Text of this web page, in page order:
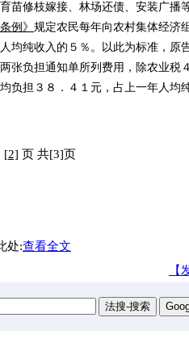
苗修枝嫁接、林场还债、安装广播
例》 规定农民每年向农村集体经济
均纯收入的５％。以此为标准，原
张负担通知单所列费用，除农业税
负担３８．４１元，占上一年人均
[2] 页 共[3]页
处:查看全文
【